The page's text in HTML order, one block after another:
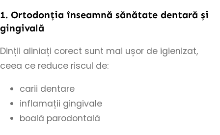
1. Ortodonția înseamnă sănătate dentară și
gingivală
Dinții aliniați corect sunt mai ușor de igienizat,
ceea ce reduce riscul de:
carii dentare
inflamații gingivale
boală parodontală